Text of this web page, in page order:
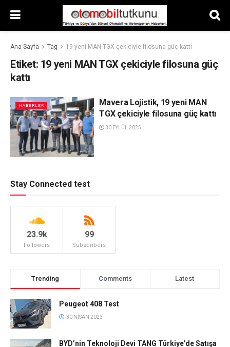
Ana Sayfa Tag 19 yeni MAN TGX çekiciyle filosuna güç kattı
Etiket: 19 yeni MAN TGX çekiciyle filosuna güç
kattı
HABERLER
Mavera Lojistik, 19 yeni MAN
TGX çekiciyle filosuna güç kattı
30 EYLÜL 2025
Stay Connected test
23.9k
Followers
99
Subscribers
Trending Comments Latest
Peugeot 408 Test
30 NISAN 2023
BYD’nin Teknoloji Devi TANG Türkiye’de Satışa